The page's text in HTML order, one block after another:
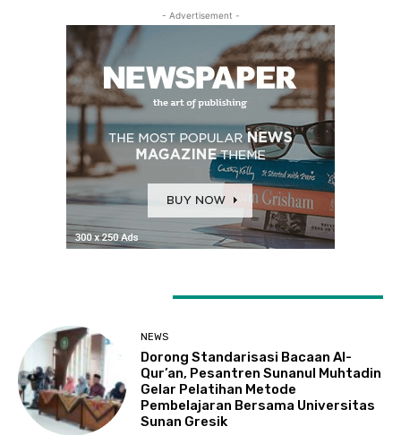
- Advertisement -
NEWS
Dorong Standarisasi Bacaan Al-
Qur’an, Pesantren Sunanul Muhtadin
Gelar Pelatihan Metode
Pembelajaran Bersama Universitas
Sunan Gresik